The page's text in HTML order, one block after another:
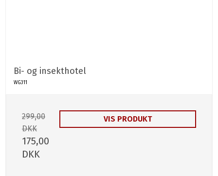
Bi- og insekthotel
WG311
299,00
DKK
175,00
DKK
VIS PRODUKT